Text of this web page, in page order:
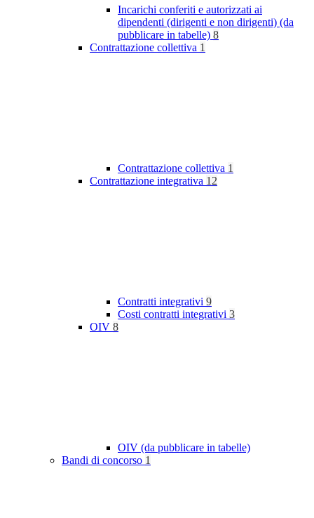
Incarichi conferiti e autorizzati ai
dipendenti (dirigenti e non dirigenti) (da
pubblicare in tabelle) 8
Contrattazione collettiva 1
Contrattazione collettiva 1
Contrattazione integrativa 12
Contratti integrativi 9
Costi contratti integrativi 3
OIV 8
OIV (da pubblicare in tabelle)
Bandi di concorso 1